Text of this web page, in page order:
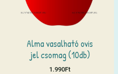
Alma vasalható ovis
jel csomag (10db)
1.990Ft